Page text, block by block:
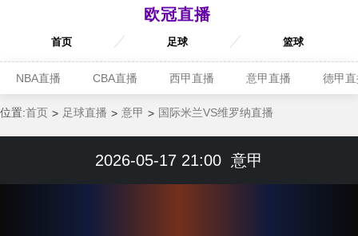
欧冠直播
首页 足球 篮球
NBA直播 CBA直播 西甲直播 意甲直播 德甲
位置:首页 足球直播 意甲 国际米兰VS维罗纳直播
2026-05-17 21:00 意甲